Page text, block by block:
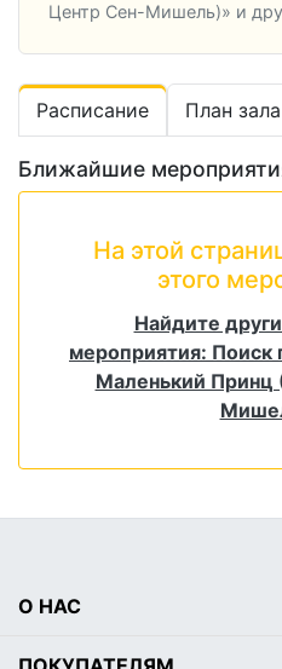
Центр Сен-Мишель)» и
Расписание План зала
Ближайшие
На этой
этого
Найдите
мероприятия: Поиск
Маленький
О НАС